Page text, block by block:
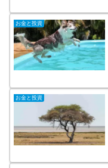
お金と投資
お金と投資